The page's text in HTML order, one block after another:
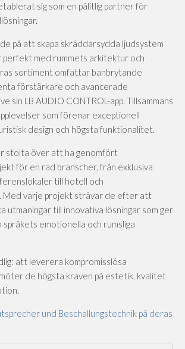
sig som en pålitlig partner för
på att skapa skräddarsydda ljudsystem
perfekt med rummets arkitektur och
sortiment omfattar banbrytande
förstärkare och avancerade
sin LB AUDIO CONTROL-app. Tillsammans
som förenar exceptionell
design och högsta funktionalitet.
stolta över att ha genomfört
för en rad branscher, från exklusiva
till hotell och
Med varje projekt strävar de efter att
utmaningar till innovativa lösningar som ger
språkets emotionella och rumsliga
att leverera kompromisslösa
de högsta kraven på estetik, kvalitet
und Beschallungstechnik på deras